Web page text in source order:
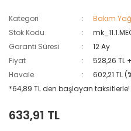
Kategori
Bakım
Stok Kodu
Garanti Süresi
12 Ay
Fiyat
528,26 TL
Havale
602,21 TL
*64,89 TL den başlayan taksitlerle!
633,91 TL